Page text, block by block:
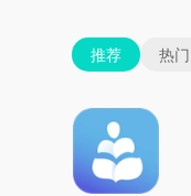
推荐 热门